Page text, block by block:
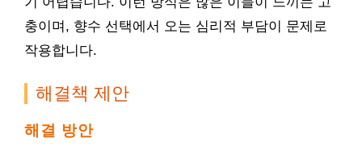
충이며, 향수 선택에서 오는 심리적 부담이 문제로
작용합니다.
해결책 제안
해결 방안